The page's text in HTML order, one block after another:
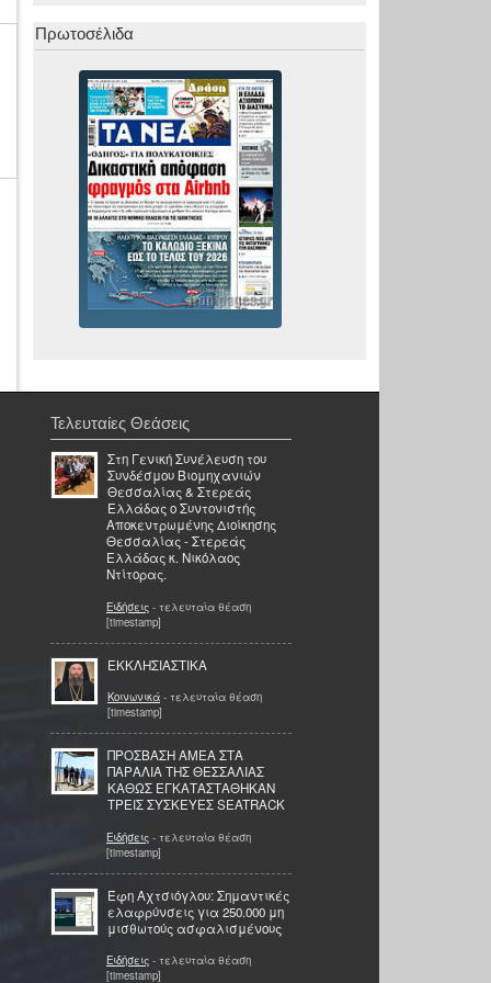
Πρωτοσέλιδα
Τελευταίες Θεάσεις
Στη Γενική Συνέλευση του
Συνδέσμου Βιομηχανιών
Θεσσαλίας & Στερεάς
Ελλάδας ο Συντονιστής
Αποκεντρωμένης Διοίκησης
Θεσσαλίας - Στερεάς
Ελλάδας κ. Νικόλαος
Ντίτορας.
Ειδήσεις - τελευταία θέαση
[timestamp]
ΕΚΚΛΗΣΙΑΣΤΙΚΑ
Κοινωνικά - τελευταία θέαση
[timestamp]
ΠΡΟΣΒΑΣΗ ΑΜΕΑ ΣΤΑ
ΠΑΡΑΛΙΑ ΤΗΣ ΘΕΣΣΑΛΙΑΣ
ΚΑΘΩΣ ΕΓΚΑΤΑΣΤΑΘΗΚΑΝ
ΤΡΕΙΣ ΣΥΣΚΕΥΕΣ SEATRACK
Ειδήσεις - τελευταία θέαση
[timestamp]
Έφη Αχτσιόγλου: Σημαντικές
ελαφρύνσεις για 250.000 μη
μισθωτούς ασφαλισμένους
Ειδήσεις - τελευταία θέαση
[timestamp]